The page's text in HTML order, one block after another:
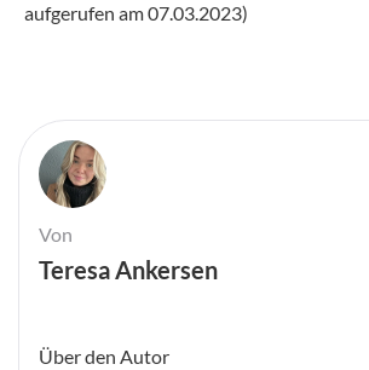
aufgerufen am 07.03.2023)
Von
Teresa Ankersen
Über den Autor